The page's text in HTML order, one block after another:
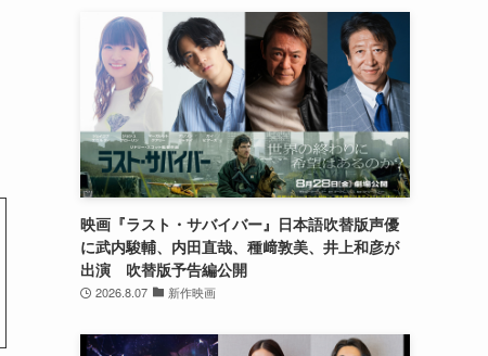
映画『ラスト・サバイバー』日本語吹替版声優
に武内駿輔、内田直哉、種﨑敦美、井上和彦が
出演 吹替版予告編公開
2026.8.07 新作映画